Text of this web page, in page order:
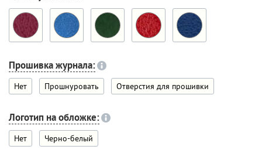
Прошивка журнала:
Нет Прошнуровать Отверстия для прошивки
Логотип на обложке:
Нет Черно-белый